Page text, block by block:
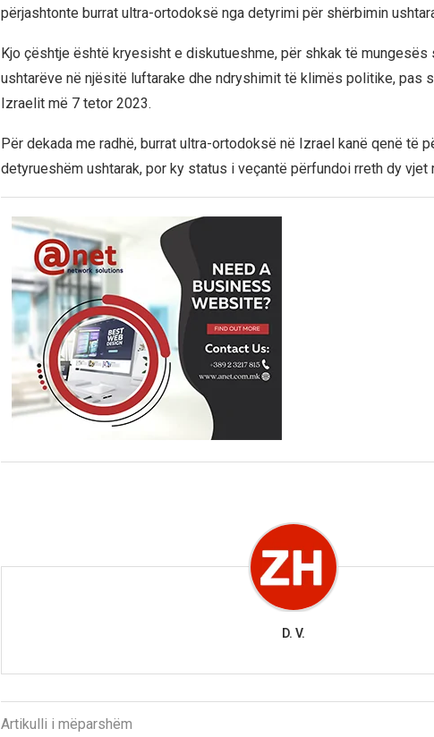
përjashtonte burrat ultra-ortodoksë nga detyrimi për shërbimin
Kjo çështje është kryesisht e diskutueshme, për shkak të
ushtarëve në njësitë luftarake dhe ndryshimit të klimës politike, pas
Izraelit më 7 tetor 2023.
Për dekada me radhë, burrat ultra-ortodoksë në Izrael kanë qenë të
detyrueshëm ushtarak, por ky status i veçantë përfundoi rreth dy vjet
D. V.
Artikulli i mëparshëm